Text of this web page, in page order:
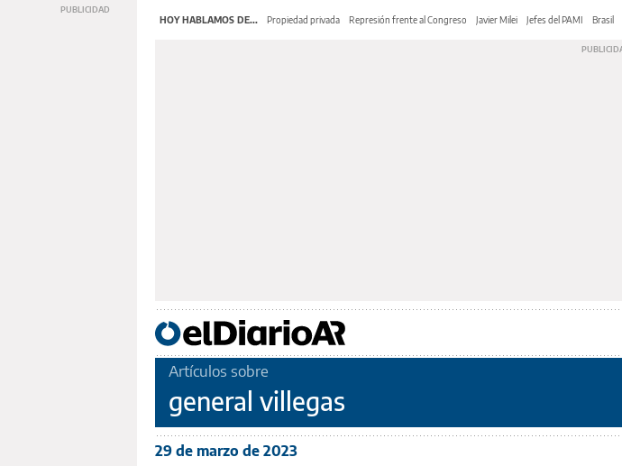
HOY HABLAMOS DE... Propiedad privada Represión frente al Congreso Javier Milei Jefes del PAMI Brasil
Artículos sobre
general villegas
29 de marzo de 2023